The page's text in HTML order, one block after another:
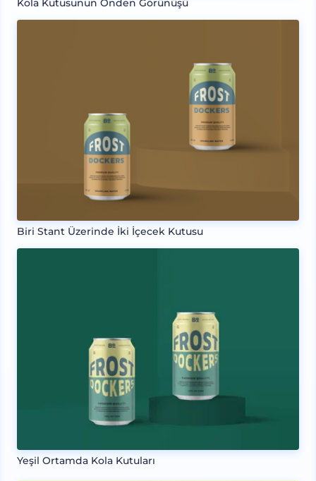
Kola Kutusunun Önden Görünüşü
Biri Stant Üzerinde İki İçecek Kutusu
Yeşil Ortamda Kola Kutuları